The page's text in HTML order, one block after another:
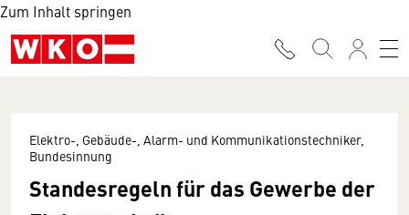
Zum Inhalt springen
Elektro-, Gebäude-, Alarm- und Kommunikationstechniker,
Bundesinnung
Standesregeln für das Gewerbe der